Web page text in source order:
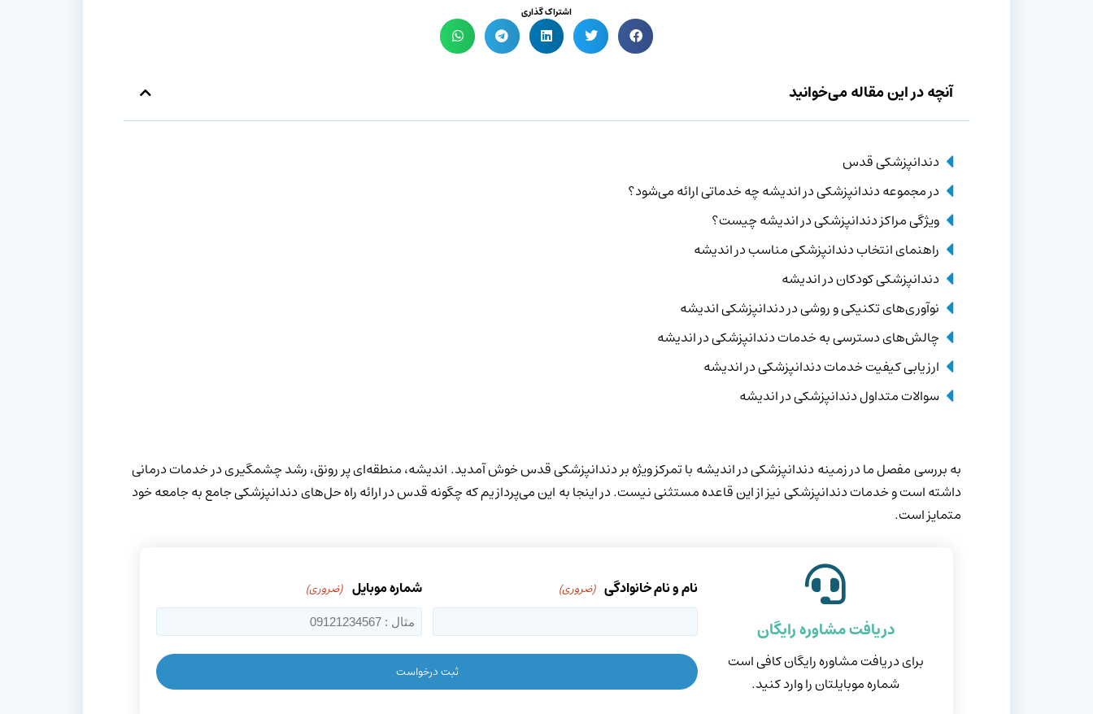
اشتراک گذاری
آنچه در این مقاله می‌خوانید
دندانپزشکی قدس
در مجموعه دندانپزشکی در اندیشه چه خدماتی ارائه می‌شود؟
ویژگی مراکز دندانپزشکی در اندیشه چیست؟
راهنمای انتخاب دندانپزشکی مناسب در اندیشه
دندانپزشکی کودکان در اندیشه
نوآوری‌های تکنیکی و روشی در دندانپزشکی اندیشه
چالش‌های دسترسی به خدمات دندانپزشکی در اندیشه
ارزیابی کیفیت خدمات دندانپزشکی در اندیشه
سوالات متداول دندانپزشکی در اندیشه
به بررسی مفصل ما در زمینه دندانپزشکی در اندیشه با تمرکز ویژه بر دندانپزشکی قدس خوش آمدید. اندیشه، منطقه‌ای پر رونق، رشد چشمگیری در خدمات درمانی
داشته است و خدمات دندانپزشکی نیز از این قاعده مستثنی نیست. در اینجا به این می‌پردازیم که چگونه قدس در ارائه راه حل‌های دندانپزشکی جامع به جامعه خود
متمایز است.
دریافت مشاوره رایگان
برای دریافت مشاوره رایگان کافی است
شماره موبایلتان را وارد کنید.
نام و نام خانوادگی (ضروری) شماره موبایل (ضروری)